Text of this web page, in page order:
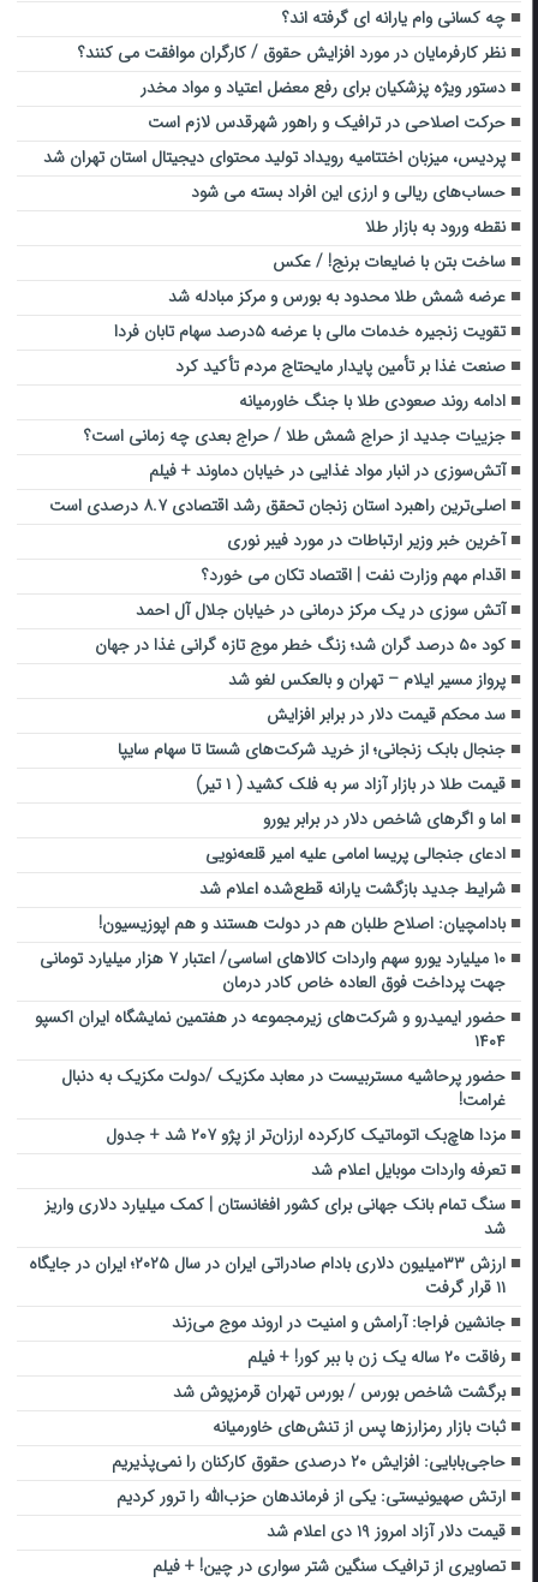
چه کسانی وام یارانه ای گرفته اند؟
نظر کارفرمایان در مورد افزایش حقوق / کارگران موافقت می کنند؟
دستور ویژه پزشکیان برای رفع معضل اعتیاد و مواد مخدر
حرکت اصلاحی در ترافیک و راهور شهرقدس لازم است
پردیس، میزبان اختتامیه رویداد تولید محتوای دیجیتال استان تهران شد
حساب‌های ریالی و ارزی این افراد بسته می شود
نقطه ورود به بازار طلا
ساخت بتن با ضایعات برنج! / عکس
عرضه شمش طلا محدود به بورس و مرکز مبادله شد
تقویت زنجیره خدمات مالی با عرضه ۵درصد سهام تابان فردا
صنعت غذا بر تأمین پایدار مایحتاج مردم تأکید کرد
ادامه روند صعودی طلا با جنگ خاورمیانه
جزییات جدید از حراج شمش طلا / حراج بعدی چه زمانی است؟
آتش‌سوزی در انبار مواد غذایی در خیابان دماوند + فیلم
اصلی‌ترین راهبرد استان زنجان تحقق رشد اقتصادی ۸.۷ درصدی است
آخرین خبر وزیر ارتباطات در مورد فیبر نوری
اقدام مهم وزارت نفت | اقتصاد تکان می خورد؟
آتش سوزی در یک مرکز درمانی در خیابان جلال آل احمد
کود ۵۰ درصد گران شد؛ زنگ خطر موج تازه گرانی غذا در جهان
پرواز مسیر ایلام – تهران و بالعکس لغو شد
سد محکم قیمت دلار در برابر افزایش
جنجال بابک زنجانی؛ از خرید شرکت‌های شستا تا سهام سایپا
قیمت طلا در بازار آزاد سر به فلک کشید ( ۱ تیر)
اما و اگرهای شاخص دلار در برابر یورو
ادعای جنجالی پریسا امامی علیه امیر قلعه‌نویی
شرایط جدید بازگشت یارانه قطع‌شده اعلام شد
بادامچیان: اصلاح طلبان هم در دولت هستند و هم اپوزیسیون!
۱۰ میلیارد یورو سهم واردات کالاهای اساسی/ اعتبار ۷ هزار میلیارد تومانی
جهت پرداخت فوق العاده خاص کادر درمان
حضور ایمیدرو و شرکت‌های زیرمجموعه در هفتمین نمایشگاه ایران اکسپو
۱۴۰۴
حضور پرحاشیه مستربیست در معابد مکزیک /دولت مکزیک به دنبال
غرامت!
مزدا هاچ‌بک اتوماتیک کارکرده ارزان‌تر از پژو ۲۰۷ شد + جدول
تعرفه واردات موبایل اعلام شد
سنگ تمام بانک جهانی برای کشور افغانستان | کمک میلیارد دلاری واریز
شد
ارزش ۳۳میلیون دلاری بادام صادراتی ایران در سال ۲۰۲۵؛ ایران در جایگاه
۱۱ قرار گرفت
جانشین فراجا: آرامش و امنیت در ‌اروند‌‌ موج می‌زند
رفاقت ۲۰ ساله یک زن با ببر کور! + فیلم
برگشت شاخص بورس / بورس تهران قرمزپوش شد
ثبات بازار رمزارزها پس از تنش‌های خاورمیانه
حاجی‌بابایی: افزایش ۲۰ درصدی حقوق کارکنان را نمی‌پذیریم
ارتش صهیونیستی: یکی از فرماندهان حزب‌الله را ترور کردیم
قیمت دلار آزاد امروز ۱۹ دی اعلام شد
تصاویری از ترافیک سنگین شتر سواری در چین! + فیلم